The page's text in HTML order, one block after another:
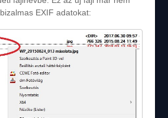
EXIF adatokat: